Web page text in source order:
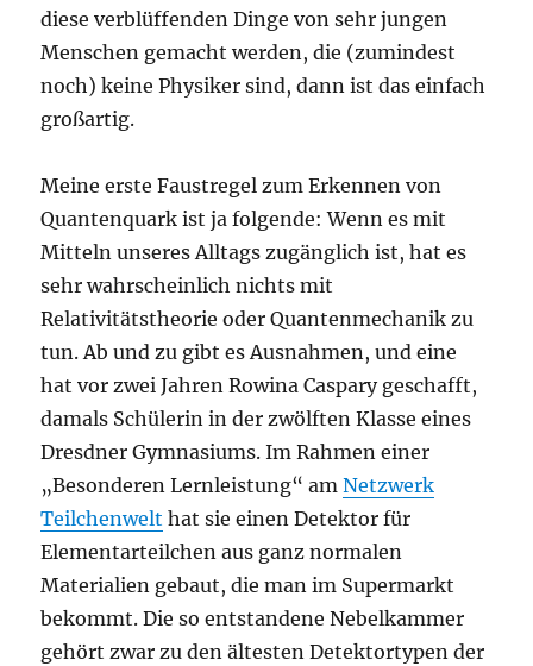
diese verblüffenden Dinge von sehr jungen
Menschen gemacht werden, die (zumindest
noch) keine Physiker sind, dann ist das einfach
großartig.
Meine erste Faustregel zum Erkennen von
Quantenquark ist ja folgende: Wenn es mit
Mitteln unseres Alltags zugänglich ist, hat es
sehr wahrscheinlich nichts mit
Relativitätstheorie oder Quantenmechanik zu
tun. Ab und zu gibt es Ausnahmen, und eine
hat vor zwei Jahren Rowina Caspary geschafft,
damals Schülerin in der zwölften Klasse eines
Dresdner Gymnasiums. Im Rahmen einer
„Besonderen Lernleistung“ amNetzwerk
Teilchenwelt hat sie einen Detektor für
Elementarteilchen aus ganz normalen
Materialien gebaut, die man im Supermarkt
bekommt. Die so entstandene Nebelkammer
gehört zwar zu den ältesten Detektortypen der